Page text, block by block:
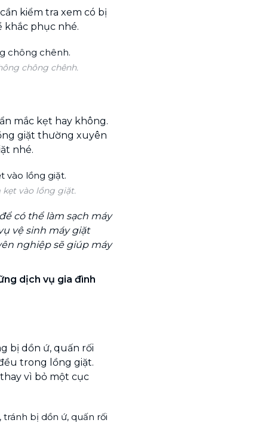
kiểm tra xem có bị
khắc phục nhé.
chông chênh.
mắc kẹt hay không.
giặt thường xuyên
nhé.
vào lồng giặt.
có thể làm sạch máy
vệ sinh máy giặt
nghiệp sẽ giúp máy
dịch vụ gia đình
bị dồn ứ, quấn rối
trong lồng giặt.
vì bỏ một cục